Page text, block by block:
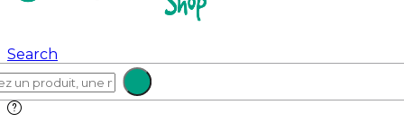
Search